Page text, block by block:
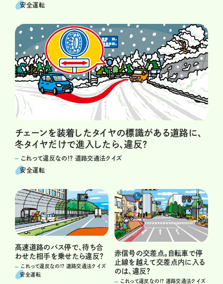
安全運転
チェーンを装着したタイヤの標識がある道路に、
冬タイヤだけで進入したら、違反？
これって違反なの!? 道路交通法クイズ
安全運転
高速道路のバス停で、待ち合
わせた相手を乗せたら違反？
これって違反なの!? 道路交通法クイズ
安全運転
赤信号の交差点。自転車で停
止線を越えて交差点内に入る
のは、違反？
これって違反なの!? 道路交通法クイズ